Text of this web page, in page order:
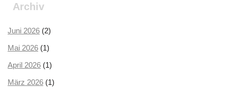
Archiv
Juni 2026 (2)
Mai 2026 (1)
April 2026 (1)
März 2026 (1)